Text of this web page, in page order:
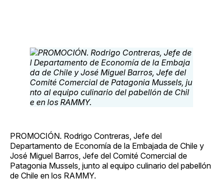
PROMOCIÓN. Rodrigo Contreras, Jefe del
Departamento de Economía de la Embajada de Chile y
José Miguel Barros, Jefe del Comité Comercial de
Patagonia Mussels, junto al equipo culinario del pabellón
de Chile en los RAMMY.